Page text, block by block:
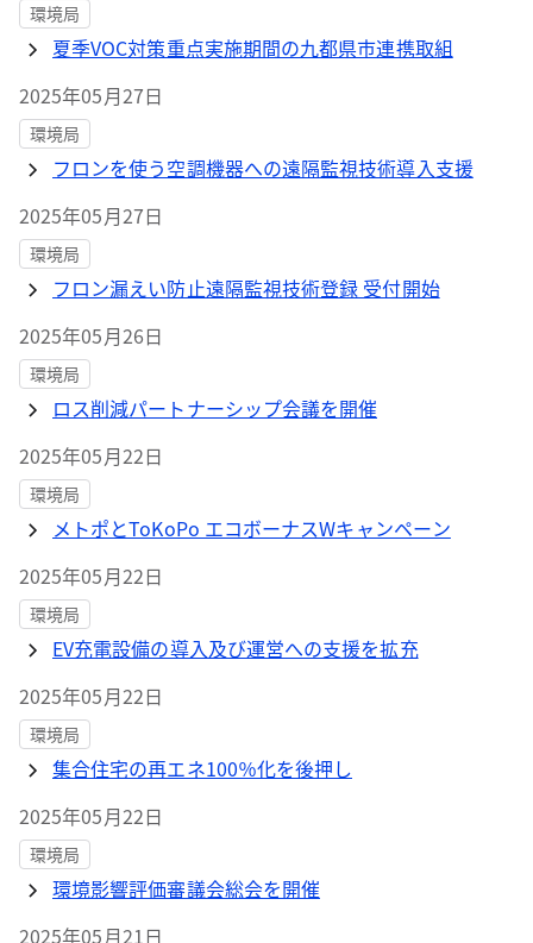
環境局
夏季VOC対策重点実施期間の九都県市連携取組
2025年05月27日
環境局
フロンを使う空調機器への遠隔監視技術導入支援
2025年05月27日
環境局
フロン漏えい防止遠隔監視技術登録 受付開始
2025年05月26日
環境局
ロス削減パートナーシップ会議を開催
2025年05月22日
環境局
メトポとToKoPo エコボーナスWキャンペーン
2025年05月22日
環境局
EV充電設備の導入及び運営への支援を拡充
2025年05月22日
環境局
集合住宅の再エネ100％化を後押し
2025年05月22日
環境局
環境影響評価審議会総会を開催
2025年05月21日